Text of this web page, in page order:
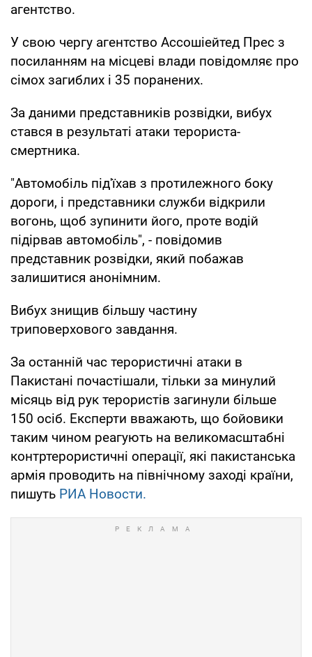
агентство.
У свою чергу агентство Ассошіейтед Прес з
посиланням на місцеві влади повідомляє про
сімох загиблих і 35 поранених.
За даними представників розвідки, вибух
стався в результаті атаки терориста-
смертника.
"Автомобіль під'їхав з протилежного боку
дороги, і представники служби відкрили
вогонь, щоб зупинити його, проте водій
підірвав автомобіль", - повідомив
представник розвідки, який побажав
залишитися анонімним.
Вибух знищив більшу частину
триповерхового завдання.
За останній час терористичні атаки в
Пакистані почастішали, тільки за минулий
місяць від рук терористів загинули більше
150 осіб. Експерти вважають, що бойовики
таким чином реагують на великомасштабні
контртерористичні операції, які пакистанська
армія проводить на північному заході країни,
пишуть РИА Новости.